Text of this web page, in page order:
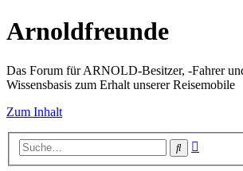
Arnoldfreunde
Das Forum für ARNOLD-Besitzer, -Fahrer
Wissensbasis zum Erhalt unserer Reisemobile
Zum Inhalt
Suche